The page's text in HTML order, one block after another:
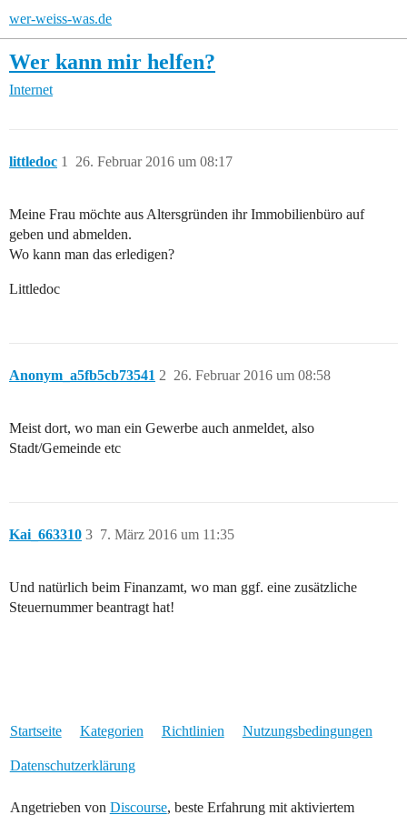
wer-weiss-was.de
Wer kann mir helfen?
Internet
littledoc 26. Februar 2016 um 08:17
1
Meine Frau möchte aus Altersgründen ihr Immobilienbüro auf
geben und abmelden.
Wo kann man das erledigen?
Littledoc
Anonym_a5fb5cb73541 26. Februar 2016 um 08:58
2
Meist dort, wo man ein Gewerbe auch anmeldet, also
Stadt/Gemeinde etc
Kai_663310 7. März 2016 um 11:35
3
Und natürlich beim Finanzamt, wo man ggf. eine zusätzliche
Steuernummer beantragt hat!
Startseite Kategorien Richtlinien Nutzungsbedingungen
Datenschutzerklärung
Angetrieben von Discourse, beste Erfahrung mit aktiviertem